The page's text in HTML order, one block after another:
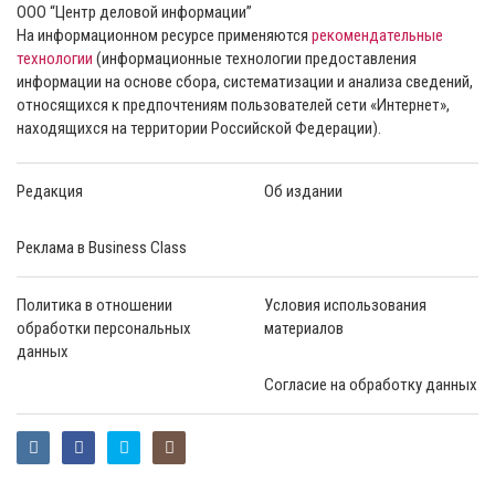
ООО “Центр деловой информации”
На информационном ресурсе применяются рекомендательные
технологии (информационные технологии предоставления
информации на основе сбора, систематизации и анализа сведений,
относящихся к предпочтениям пользователей сети «Интернет»,
находящихся на территории Российской Федерации).
Редакция Об издании
Реклама в Business Class
Политика в отношении
обработки персональных
данных
Условия использования
материалов
Согласие на обработку данных